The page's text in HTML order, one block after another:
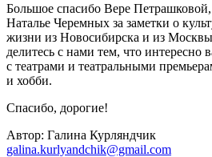
Большое спасибо Вере
Наталье Черемных за заметки о
жизни из Новосибирска и из
делитесь с нами тем, что интересно
с театрами и театральными
и хобби.
Спасибо, дорогие!
Автор: Галина Курляндчик
galina.kurlyandchik@gmail.com